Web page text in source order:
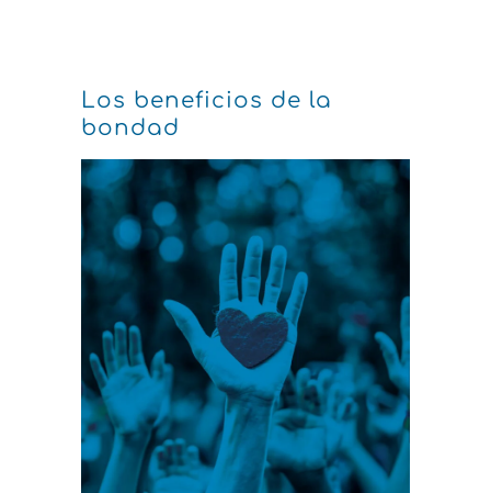
Los beneficios de la
bondad